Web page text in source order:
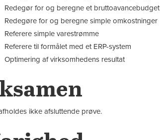
Redegør for og beregne et bruttoavancebudget
Redegøre for og beregne simple omkostninger
Referere simple varestrømme
Referere til formålet med et ERP-system
Optimering af virksomhedens resultat
ikke afsluttende prøve.